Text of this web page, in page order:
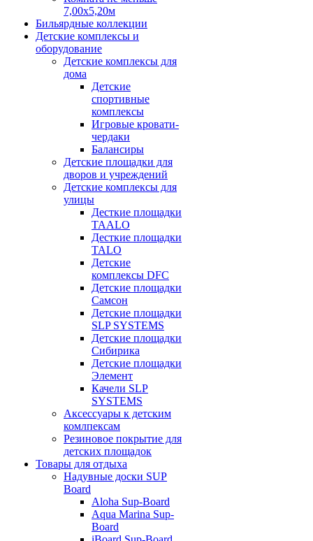
7,00х5,20м
Бильярдные коллекции
Детские комплексы и
оборудование
Детские комплексы для
дома
Детские
спортивные
комплексы
Игровые кровати-
чердаки
Балансиры
Детские площадки для
дворов и учреждений
Детские комплексы для
улицы
Десткие площадки
TAALO
Десткие площадки
TALO
Детские
комплексы DFC
Детские площадки
Самсон
Детские площадки
SLP SYSTEMS
Детские площадки
Сибирика
Детские площадки
Элемент
Качели SLP
SYSTEMS
Аксессуары к детским
комлпексам
Резиновое покрытие для
детских площадок
Товары для отдыха
Надувные доски SUP
Board
Aloha Sup-Board
Aqua Marina Sup-
Board